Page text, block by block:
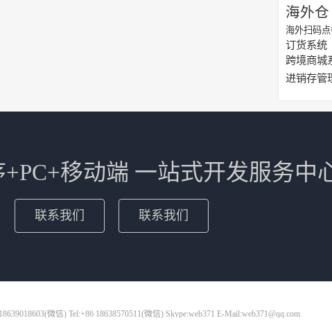
海外仓
海外扫码
订货系统
跨境商城
进销存管
+PC+移动端 一站式开发服务中
联系我们 联系我们
微信) Tel:+86 18638570511(微信) Skype:web371 E-Mail:web371@qq.com